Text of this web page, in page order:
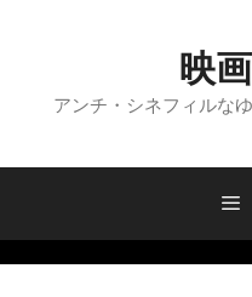
へ
映
アンチ・シネフィルな